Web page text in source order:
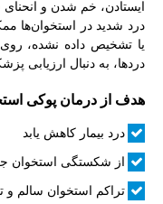
ایستادن، خم شدن و
درد شدید در استخوان‌ها
یا تشخیص داده نشده،
دردها، به دنبال ارزیابی
هدف از درمان پوکی
درد بیمار کاهش یابد
از شکستگی استخوان
تراکم استخوان سالم